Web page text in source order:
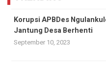
Korupsi APBDes
Jantung Desa Berhenti
September 10, 2023